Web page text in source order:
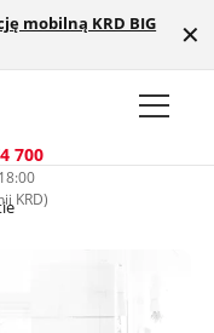
mobilną KRD BIG
✕
700
KRD)